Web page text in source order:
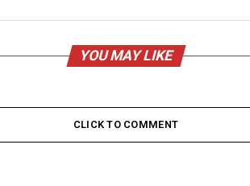
YOU MAY LIKE
CLICK TO COMMENT